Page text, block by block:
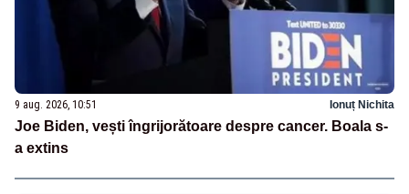
9 aug. 2026, 10:51 Ionuț Nichita
Joe Biden, vești îngrijorătoare despre cancer. Boala s-
a extins